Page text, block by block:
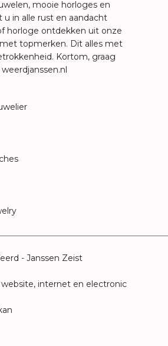
mooie horloges en
u in alle rust en aandacht
horloge ontdekken uit onze
topmerken. Dit alles met
Kortom, graag
weerdjanssen.nl
- Janssen Zeist
internet en electronic